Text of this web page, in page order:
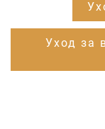
Уход за